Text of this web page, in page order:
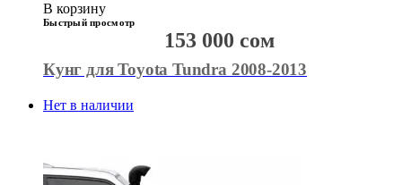
В корзину
Быстрый просмотр
Кунг для Toyota Tundra 2008-2013
153 000 сом
Нет в наличии